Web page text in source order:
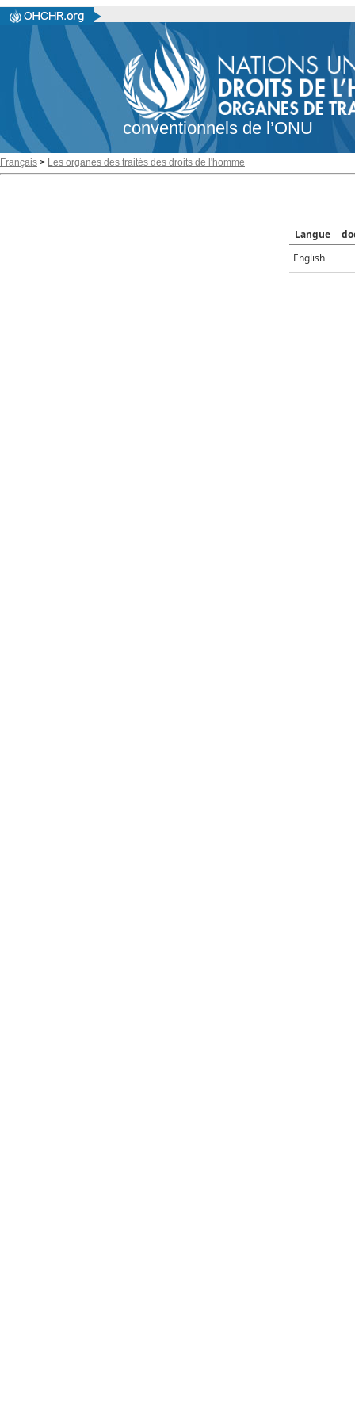
conventionnels de l’ONU
Français > Les organes des traités des droits de l'homme
Langue
English